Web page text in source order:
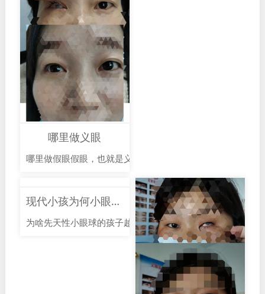
哪里做义眼
哪里做假眼假眼，也就是义眼，对于需要的人来说，是一个
现代小孩为何小眼球的越来越多
为啥先天性小眼球的孩子越来越多了？最近在家长群里，发